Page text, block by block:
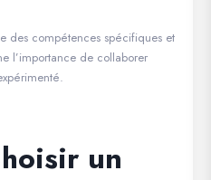
des compétences spécifiques et
l’importance de collaborer
un